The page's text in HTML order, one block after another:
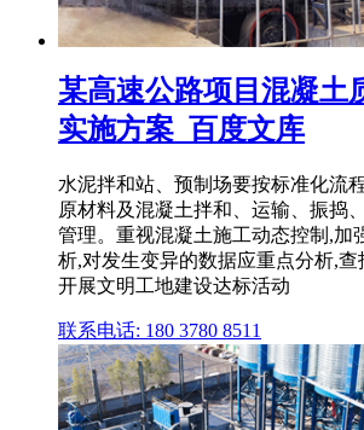
某高速公路项目混凝土
实施方案_百度文库
水泥拌和站、预制场要按标准化流
原材料及混凝土拌和、运输、振捣
管理。重视混凝土施工动态控制,加
析,对发生变异的数据应重点分析,查
开展文明工地建设达标活动
联系电话: 180 3780 8511